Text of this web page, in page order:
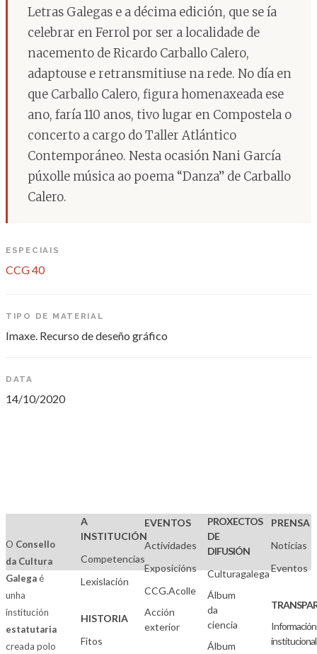
Letras Galegas e a décima edición, que se ía
celebrar en Ferrol por ser a localidade de
nacemento de Ricardo Carballo Calero,
adaptouse e retransmitiuse na rede. No día en
que Carballo Calero, figura homenaxeada ese
ano, faría 110 anos, tivo lugar en Compostela o
concerto a cargo do Taller Atlántico
Contemporáneo. Nesta ocasión Nani García
púxolle música ao poema “Danza” de Carballo
Calero.
ESPECIAIS
CCG 40
TIPO DE MATERIAL
Imaxe. Recurso de deseño gráfico
DATA
14/10/2020
O Consello
da Cultura
Galegaé
unha
institución
estatutaria
creada polo
A
INSTITUCIÓN
Competencias
Lexislación
HISTORIA
Fitos
EVENTOS
Actividades
Exposicións
CCG.Acolle
Acción
exterior
PROXECTOS
DE
DIFUSIÓN
Culturagalega
Álbum
da
ciencia
Álbum
PRENSA
Noticias
Eventos
Información
institucional